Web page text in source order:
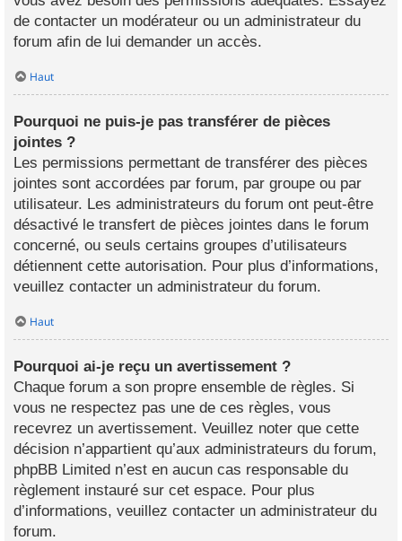
de contacter un modérateur ou un administrateur du
forum afin de lui demander un accès.
Haut
Pourquoi ne puis-je pas transférer de pièces
jointes ?
Les permissions permettant de transférer des pièces
jointes sont accordées par forum, par groupe ou par
utilisateur. Les administrateurs du forum ont peut-être
désactivé le transfert de pièces jointes dans le forum
concerné, ou seuls certains groupes d’utilisateurs
détiennent cette autorisation. Pour plus d’informations,
veuillez contacter un administrateur du forum.
Haut
Pourquoi ai-je reçu un avertissement ?
Chaque forum a son propre ensemble de règles. Si
vous ne respectez pas une de ces règles, vous
recevrez un avertissement. Veuillez noter que cette
décision n’appartient qu’aux administrateurs du forum,
phpBB Limited n’est en aucun cas responsable du
règlement instauré sur cet espace. Pour plus
d’informations, veuillez contacter un administrateur du
forum.